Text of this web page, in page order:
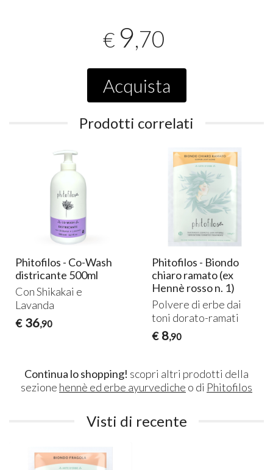
€ 9,70
Acquista
Prodotti correlati
Phitofilos - Co-Wash
districante 500ml
Con Shikakai e
Lavanda
€ 36,90
Phitofilos - Biondo
chiaro ramato (ex
Hennè rosso n. 1)
Polvere di erbe dai
toni dorato-ramati
€ 8,90
Continua lo shopping! scopri altri prodotti della
sezione hennè ed erbe ayurvediche o di Phitofilos
Visti di recente